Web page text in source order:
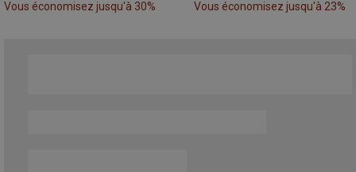
Vous économisez jusqu'à 30% Vous économisez jusqu'à 23%